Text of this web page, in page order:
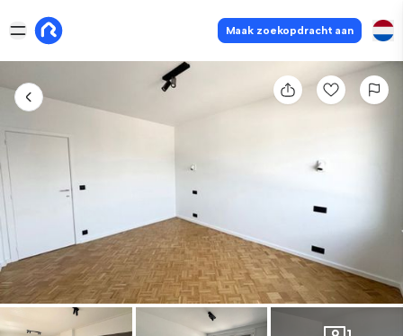
Maak zoekopdracht aan